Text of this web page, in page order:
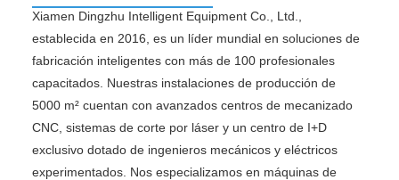
Xiamen Dingzhu Intelligent Equipment Co., Ltd.,
establecida en 2016, es un líder mundial en soluciones de
fabricación inteligentes con más de 100 profesionales
capacitados. Nuestras instalaciones de producción de
5000 m² cuentan con avanzados centros de mecanizado
CNC, sistemas de corte por láser y un centro de I+D
exclusivo dotado de ingenieros mecánicos y eléctricos
experimentados. Nos especializamos en máquinas de